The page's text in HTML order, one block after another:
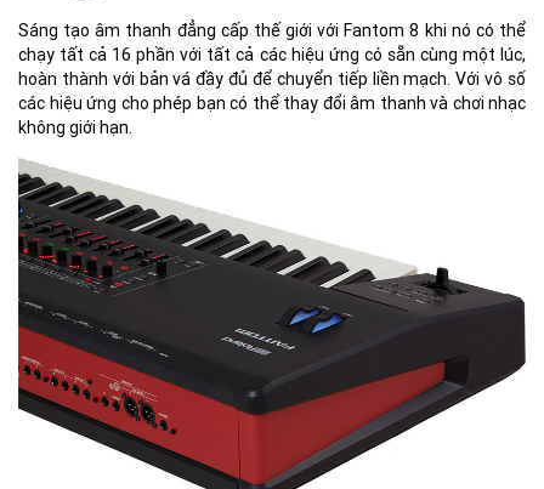
Sáng tạo âm thanh đẳng cấp thế giới với Fantom 8 khi nó có thể
chạy tất cả 16 phần với tất cả các hiệu ứng có sẵn cùng một lúc,
hoàn thành với bản vá đầy đủ để chuyển tiếp liền mạch. Với vô số
các hiệu ứng cho phép bạn có thể thay đổi âm thanh và chơi nhạc
không giới hạn.